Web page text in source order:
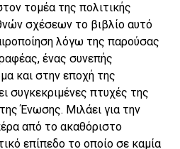
τομέα της πολιτικής
σχέσεων το βιβλίο αυτό
λόγω της παρούσας
ένας συνεπής
και στην εποχή της
συγκεκριμένες πτυχές της
Ένωσης. Μιλάει για την
από το ακαθόριστο
επίπεδο το οποίο σε καμία